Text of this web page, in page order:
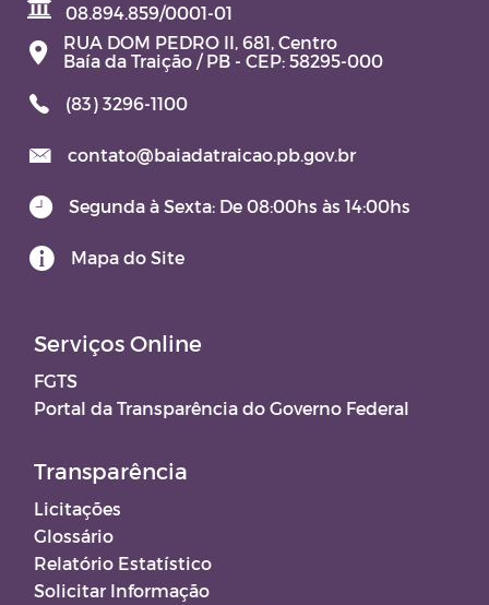
08.894.859/0001-01
RUA DOM PEDRO II, 681, Centro
Baía da Traição / PB - CEP: 58295-000
(83) 3296-1100
contato@baiadatraicao.pb.gov.br
Segunda à Sexta: De 08:00hs às 14:00hs
Mapa do Site
Serviços Online
FGTS
Portal da Transparência do Governo Federal
Transparência
Licitações
Glossário
Relatório Estatístico
Solicitar Informação